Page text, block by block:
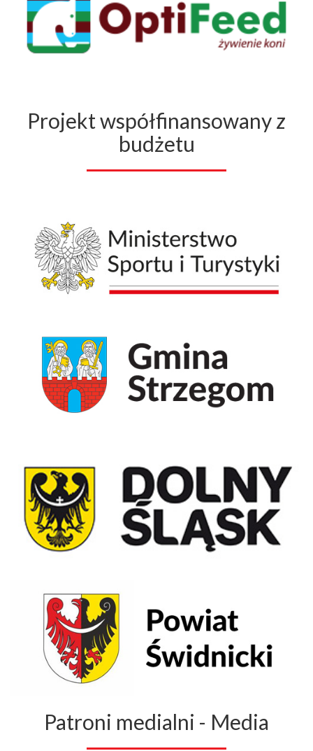
Projekt współfinansowany z
budżetu
Patroni medialni - Media